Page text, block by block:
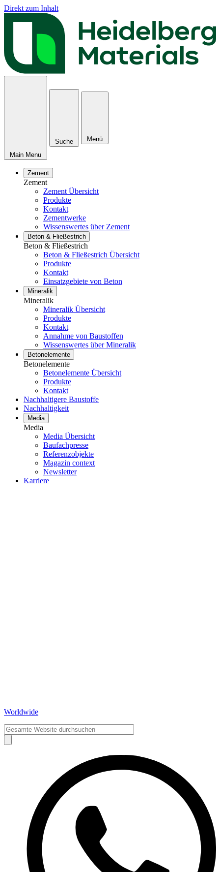
Direkt zum Inhalt
Main Menu
Suche Menü
Zement
Zement
Zement Übersicht
Produkte
Kontakt
Zementwerke
Wissenswertes über Zement
Beton & Fließestrich
Beton & Fließestrich
Beton & Fließestrich Übersicht
Produkte
Kontakt
Einsatzgebiete von Beton
Mineralik
Mineralik
Mineralik Übersicht
Produkte
Kontakt
Annahme von Baustoffen
Wissenswertes über Mineralik
Betonelemente
Betonelemente
Betonelemente Übersicht
Produkte
Kontakt
Nachhaltigere Baustoffe
Nachhaltigkeit
Media
Media
Media Übersicht
Baufachpresse
Referenzobjekte
Magazin context
Newsletter
Karriere
Worldwide